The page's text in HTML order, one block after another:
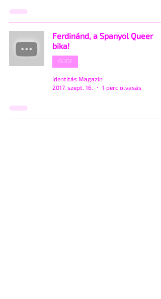
Ferdinánd, a Spanyol Queer
bika!
GUIDE
Identitás Magazin
2017. szept. 16.
1 perc olvasás